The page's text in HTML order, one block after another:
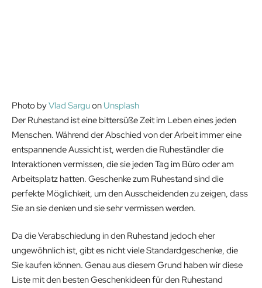
Photo byVlad Sarguon Unsplash
Der Ruhestand ist eine bittersüße Zeit im Leben eines jeden
Menschen. Während der Abschied von der Arbeit immer eine
entspannende Aussicht ist, werden die Ruheständler die
Interaktionen vermissen, die sie jeden Tag im Büro oder am
Arbeitsplatz hatten. Geschenke zum Ruhestand sind die
perfekte Möglichkeit, um den Ausscheidenden zu zeigen, dass
Sie an sie denken und sie sehr vermissen werden.
Da die Verabschiedung in den Ruhestand jedoch eher
ungewöhnlich ist, gibt es nicht viele Standardgeschenke, die
Sie kaufen können. Genau aus diesem Grund haben wir diese
Liste mit den besten Geschenkideen für den Ruhestand